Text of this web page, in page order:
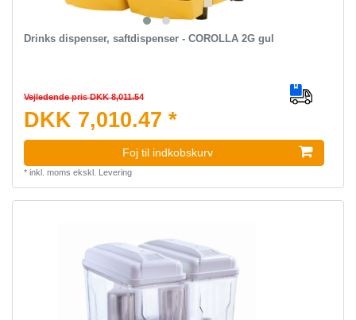
Drinks dispenser, saftdispenser - COROLLA 2G gul
Vejledende pris DKK 8,011.54
DKK 7,010.47 *
Foj til indkobskurv
* inkl. moms ekskl. Levering